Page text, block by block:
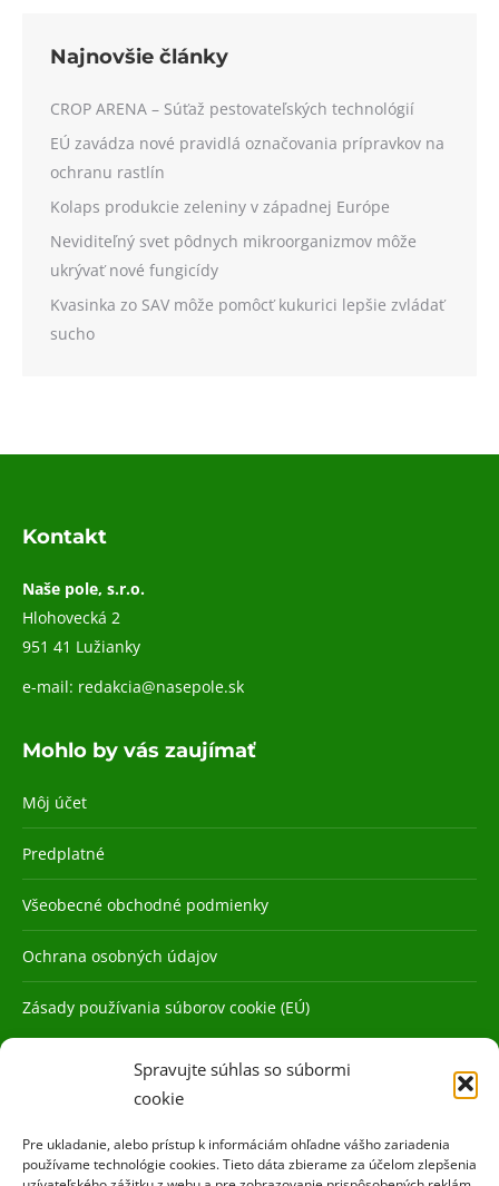
Spravujte súhlas so súbormi
cookie
Pre ukladanie, alebo prístup k informáciám ohľadne vášho zariadenia
používame technológie cookies. Tieto dáta zbierame za účelom zlepšenia
Najnovšie články
CROP ARENA – Súťaž pestovateľských technológií
EÚ zavádza nové pravidlá označovania prípravkov na
ochranu rastlín
Kolaps produkcie zeleniny v západnej Európe
Neviditeľný svet pôdnych mikroorganizmov môže
ukrývať nové fungicídy
Kvasinka zo SAV môže pomôcť kukurici lepšie zvládať
sucho
Kontakt
Naše pole, s.r.o.
Hlohovecká 2
951 41 Lužianky
e-mail: redakcia@nasepole.sk
Mohlo by vás zaujímať
Môj účet
Predplatné
Všeobecné obchodné podmienky
Ochrana osobných údajov
Zásady používania súborov cookie (EÚ)